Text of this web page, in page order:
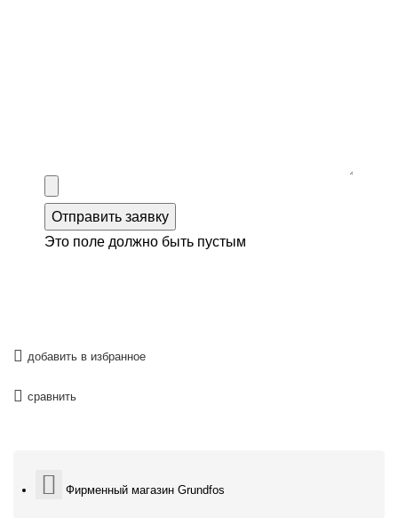
Отправить заявку
Это поле должно быть пустым
добавить в избранное
сравнить
Фирменный магазин Grundfos